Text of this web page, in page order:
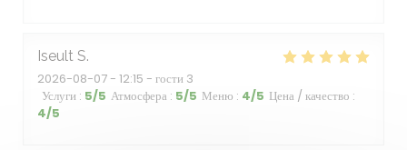
Iseult S
2026-08-07 - 12:15 - гости 3
Услуги : 5/5 Атмосфера : 5/5 Меню : 4/5 Цена / качество :
4/5